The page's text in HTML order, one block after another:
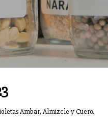
Ambar, Almizcle y Cuero.